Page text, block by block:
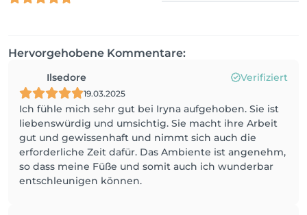
Hervorgehobene Kommentare:
Ilsedore Verifiziert
19.03.2025
Ich fühle mich sehr gut bei Iryna aufgehoben. Sie ist
liebenswürdig und umsichtig. Sie macht ihre Arbeit
gut und gewissenhaft und nimmt sich auch die
erforderliche Zeit dafür. Das Ambiente ist angenehm,
so dass meine Füße und somit auch ich wunderbar
entschleunigen können.